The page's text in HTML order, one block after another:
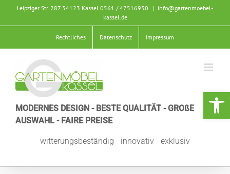
springen
Leipziger Str. 287 34123 Kassel 0561 / 47516930 | info@gartenmoebel-
kassel.de
Rechtliches Datenschutz Impressum
MODERNES DESIGN - BESTE QUALITÄT - GROßE
AUSWAHL - FAIRE PREISE
witterungsbeständig - innovativ - exklusiv